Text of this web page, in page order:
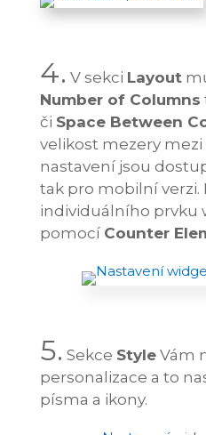
4. V sekci Layout
Number of Columns
či Space Between
velikost mezery mezi
nastavení jsou
tak pro mobilní verzi.
individuálního prvku
pomocí Counter
5. Sekce StyleVám
personalizace a to
písma a ikony.